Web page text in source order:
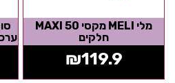
מלי MELI מקסי MAXI 50
חלקים
₪119.9